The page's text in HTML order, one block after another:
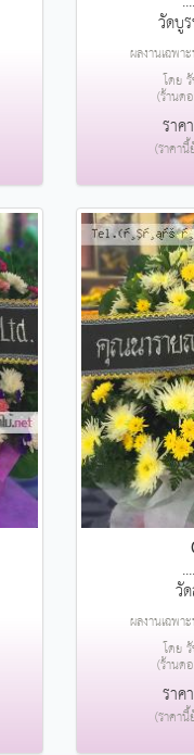
วัดบู
ผลงานเฉพ
โดย
(ร้านด
ราค
(ราคา
วั
ผลงานเฉพ
โดย
(ร้านด
ราค
(ราคา